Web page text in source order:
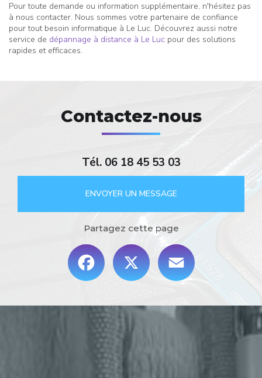
Pour toute demande ou information supplémentaire, n'hésitez pas
à nous contacter. Nous sommes votre partenaire de confiance
pour tout besoin informatique à Le Luc. Découvrez aussi notre
service de dépannage à distance à Le Luc pour des solutions
rapides et efficaces.
Contactez-nous
Tél. 06 18 45 53 03
ENVOYER UN MESSAGE
Partagez cette page
Facebook